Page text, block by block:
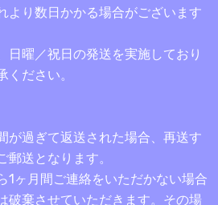
より数日かかる場合がございます
日曜／祝日の発送を実施しており
ください。
が過ぎて返送された場合、再送す
郵送となります。
1ヶ月間ご連絡をいただかない場合
破棄させていただきます。その場